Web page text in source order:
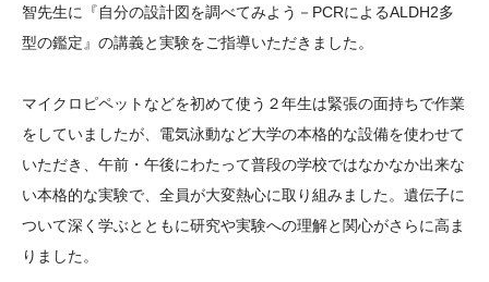
次世代理系人材育成プ
ログラム助成
智先生に『自分の設計図を調べてみよう－PCRによるALDH2多
型の鑑定』の講義と実験をご指導いただきました。
マイクロピペットなどを初めて使う２年生は緊張の面持ちで作業
をしていましたが、電気泳動など大学の本格的な設備を使わせて
いただき、午前・午後にわたって普段の学校ではなかなか出来な
い本格的な実験で、全員が大変熱心に取り組みました。遺伝子に
ついて深く学ぶとともに研究や実験への理解と関心がさらに高ま
りました。